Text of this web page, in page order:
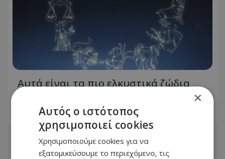
Αυτά είναι τα πιο ελκυστικά ζώδια
08.08.2026 - 15:05
×
Αυτός ο ιστότοπος
χρησιμοποιεί cookies
Χρησιμοποιούμε cookies για να
εξατομικεύσουμε το περιεχόμενο, τις